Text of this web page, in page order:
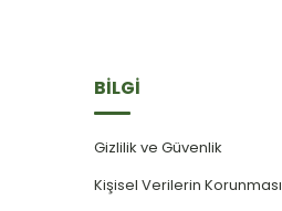
BİLGİ
Gizlilik ve Güvenlik
Kişisel Verilerin Korunması